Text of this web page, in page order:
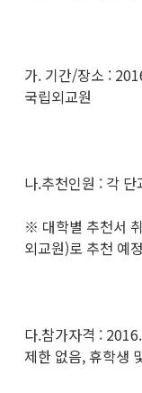
가. 기간/장소 :
국립외교원
나.추천인원 : 각 단
※ 대학별 추천서
외교원)로 추천 예정
다.참가자격 :
제한 없음, 휴학생